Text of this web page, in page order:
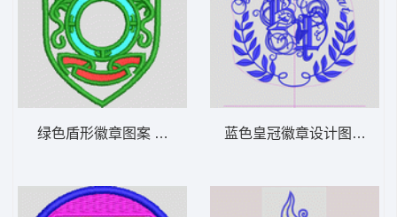
绿色盾形徽章图案 章仔 蓝色皇冠徽章设计图 字母